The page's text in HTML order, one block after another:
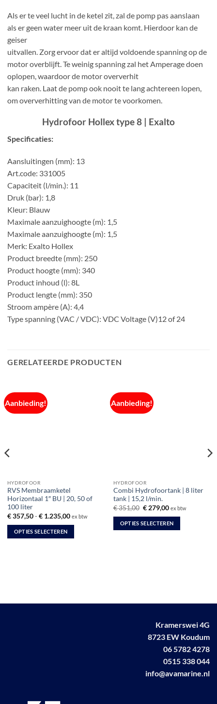
Als er te veel lucht in de ketel zit, zal de pomp pas aanslaan
als er geen water meer uit de kraan komt. Hierdoor kan de
geiser
uitvallen. Zorg ervoor dat er altijd voldoende spanning op de
motor overblijft. Te weinig spanning zal het Amperage doen
oplopen, waardoor de motor oververhit
kan raken. Laat de pomp ook nooit te lang achtereen lopen,
om oververhitting van de motor te voorkomen.
Hydrofoor Hollex type 8 | Exalto
Specificaties:
Aansluitingen (mm): 13
Art.code: 331005
Capaciteit (l/min.): 11
Druk (bar): 1,8
Kleur: Blauw
Maximale aanzuighoogte (m): 1,5
Maximale aanzuighoogte (m): 1,5
Merk: Exalto Hollex
Product breedte (mm): 250
Product hoogte (mm): 340
Product inhoud (l): 8L
Product lengte (mm): 350
Stroom ampère (A): 4,4
Type spanning (VAC / VDC): VDC Voltage (V)12 of 24
GERELATEERDE PRODUCTEN
Aanbieding!
HYDROFOOR
RVS Membraamketel
Horizontaal 1″ BU | 20, 50 of
100 liter
€357,50 - €1.235,00Prijsklasse:
ex btw
OPTIES SELECTEREN
optie
Aanbieding!
HYDROFOOR
Combi Hydrofoortank | 8 liter
tank | 15,2 l/min.
€351,00 Oorspronkelijke
was:
€ 351,00.
€279,00Huidige
is:
€ 279,00.
ex btw
OPTIES SELECTEREN
kan
Kramerswei 4G
8723 EW Koudum
06 5782 4278
0515 338 044
info@avamarine.nl